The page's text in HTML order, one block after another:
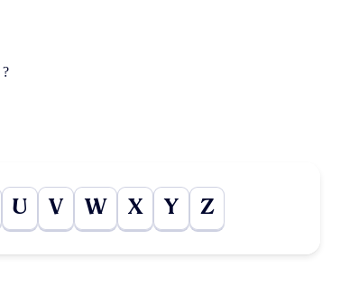
?
U V W X Y Z